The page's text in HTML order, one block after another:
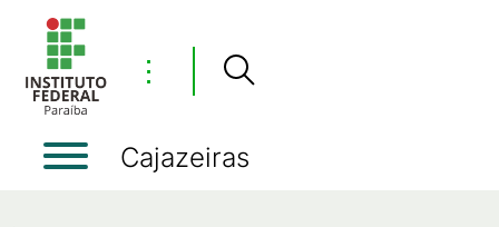
⋮
Cajazeiras